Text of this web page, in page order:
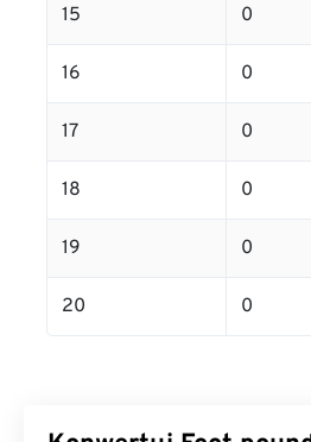
15 0
16 0
17 0
18 0
19 0
20 0